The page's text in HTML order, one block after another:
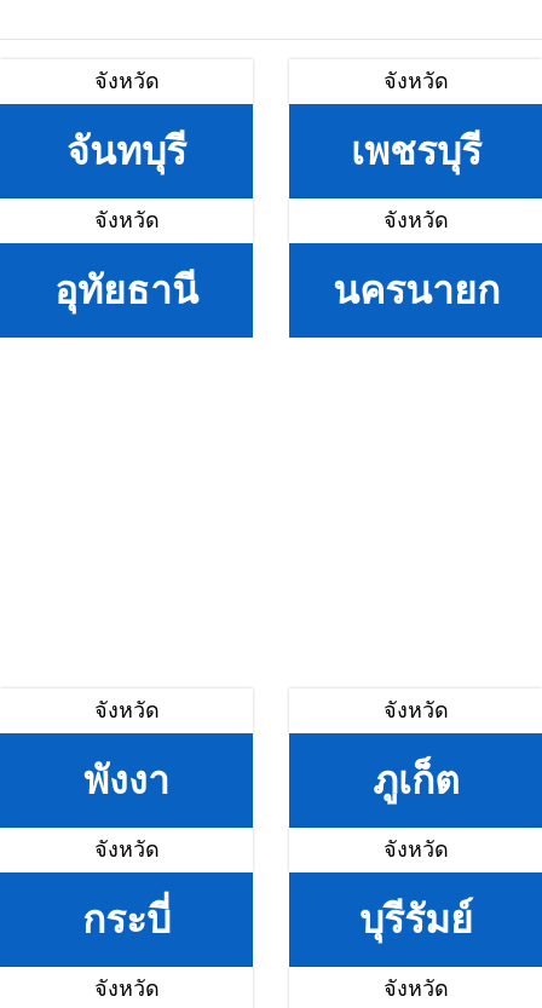
จังหวัด
จันทบุรี
จังหวัด
เพชรบุรี
จังหวัด
อุทัยธานี
จังหวัด
นครนายก
จังหวัด
พังงา
จังหวัด
ภูเก็ต
จังหวัด
กระบี่
จังหวัด
บุรีรัมย์
จังหวัด จังหวัด